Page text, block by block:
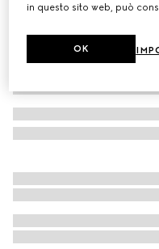
in questo sito web, può
OK